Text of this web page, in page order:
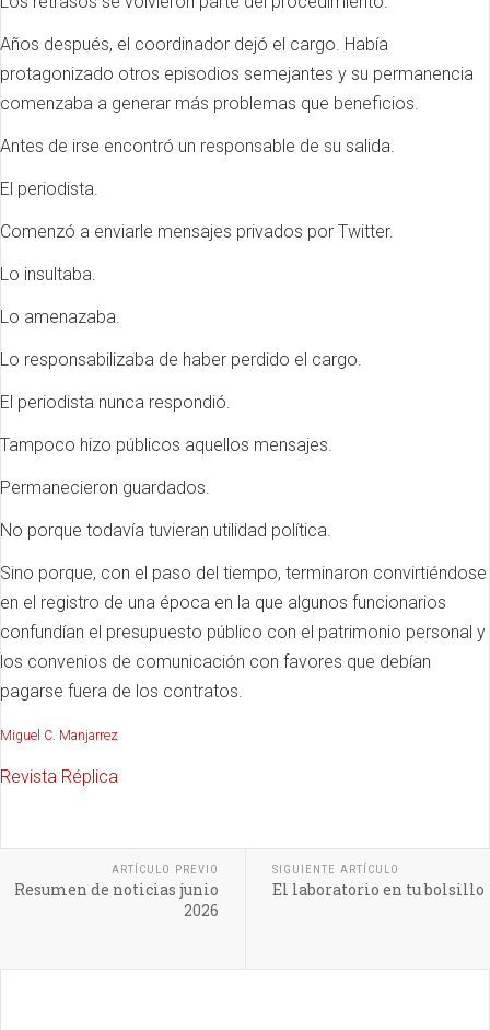
Años después, el coordinador dejó el cargo. Había
protagonizado otros episodios semejantes y su permanencia
comenzaba a generar más problemas que beneficios.
Antes de irse encontró un responsable de su salida.
El periodista.
Comenzó a enviarle mensajes privados por Twitter.
Lo insultaba.
Lo amenazaba.
Lo responsabilizaba de haber perdido el cargo.
El periodista nunca respondió.
Tampoco hizo públicos aquellos mensajes.
Permanecieron guardados.
No porque todavía tuvieran utilidad política.
Sino porque, con el paso del tiempo, terminaron convirtiéndose
en el registro de una época en la que algunos funcionarios
confundían el presupuesto público con el patrimonio personal y
los convenios de comunicación con favores que debían
pagarse fuera de los contratos.
Miguel C. Manjarrez
Revista Réplica
ARTÍCULO PREVIO
Resumen de noticias junio
2026
SIGUIENTE ARTÍCULO
El laboratorio en tu bolsillo